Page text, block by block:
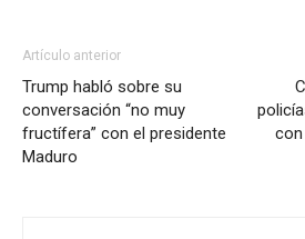
Artículo anterior
Trump habló sobre su
conversación “no muy
fructífera” con el presidente
Maduro